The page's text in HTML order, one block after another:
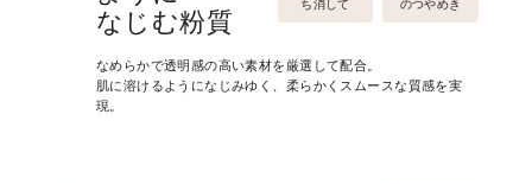
なじむ粉質
なめらかで透明感の高い素材を厳選して配合。
肌に溶けるようになじみゆく、柔らかくスムースな質感を実
現。
ち消して
のつやめき